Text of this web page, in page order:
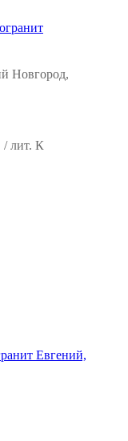
Новгород,
/ лит. К
Евгений,